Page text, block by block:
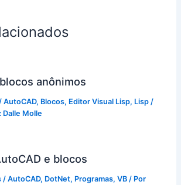
anônimos
/AutoCAD, Blocos, Editor Visual Lisp, Lisp /
Dalle Molle
e blocos
/AutoCAD, DotNet, Programas,VB / Por